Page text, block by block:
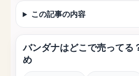
この記事の内容
バンダナはどこで売ってる
め